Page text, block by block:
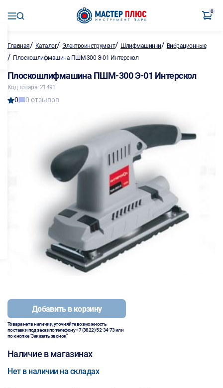
0
Главная/ Каталог/ Электроинструмент/ Шлифмашинки/ Вибрационные
/ Плоскошлифмашина ПШМ-300 Э-01 Интерскол
Плоскошлифмашина ПШМ-300 Э-01 Интерскол
Код товара: 21491
0 0 отзывов
Добавить в корзину
Товара нет в наличии, уточняйте возможность
поставки под заказ по телефону+7 (3822) 52-34-73или
по кнопке "Заказать звонок"
Наличие в магазинах
Нет в наличии на складах